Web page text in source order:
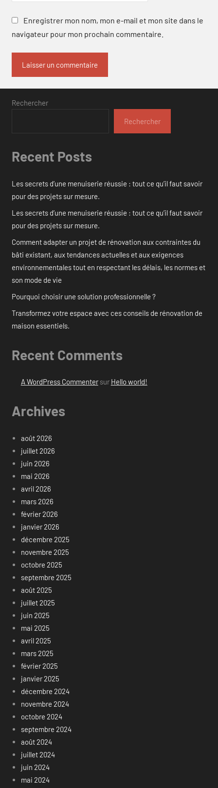
Enregistrer mon nom, mon e-mail et mon site dans le
navigateur pour mon prochain commentaire.
Rechercher
Rechercher
Recent Posts
Les secrets d’une menuiserie réussie : tout ce qu’il faut savoir
pour des projets sur mesure.
Les secrets d’une menuiserie réussie : tout ce qu’il faut savoir
pour des projets sur mesure.
Comment adapter un projet de rénovation aux contraintes du
bâti existant, aux tendances actuelles et aux exigences
environnementales tout en respectant les délais, les normes et
son mode de vie
Pourquoi choisir une solution professionnelle ?
Transformez votre espace avec ces conseils de rénovation de
maison essentiels.
Recent Comments
A WordPress Commentersur Hello world!
Archives
août 2026
juillet 2026
juin 2026
mai 2026
avril 2026
mars 2026
février 2026
janvier 2026
décembre 2025
novembre 2025
octobre 2025
septembre 2025
août 2025
juillet 2025
juin 2025
mai 2025
avril 2025
mars 2025
février 2025
janvier 2025
décembre 2024
novembre 2024
octobre 2024
septembre 2024
août 2024
juillet 2024
juin 2024
mai 2024